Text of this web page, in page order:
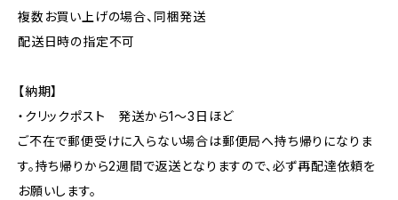
複数お買い上げの場合、同梱発送
配送日時の指定不可
【納期】
・クリックポスト 発送から1〜3日ほど
ご不在で郵便受けに入らない場合は郵便局へ持ち帰りになりま
す。持ち帰りから2週間で返送となりますので、必ず再配達依頼を
お願いします。